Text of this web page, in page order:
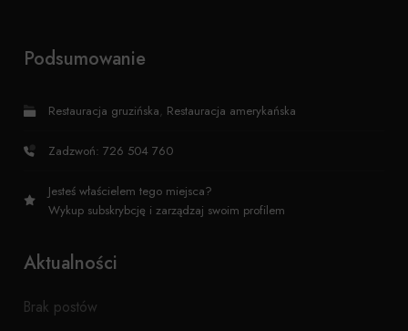
Podsumowanie
Restauracja gruzińska, Restauracja amerykańska
Zadzwoń: 726 504 760
Jesteś właścielem tego miejsca?
Wykup subskrybcję i zarządzaj swoim profilem
Aktualności
Brak postów